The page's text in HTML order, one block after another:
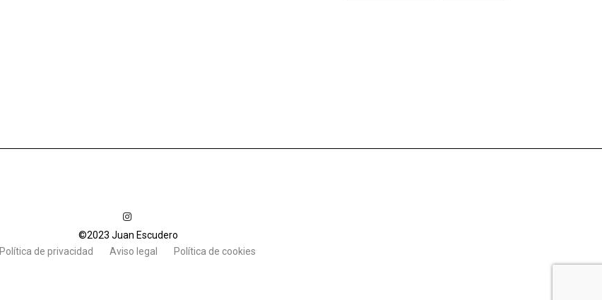
©2023 Juan Escudero
Política de privacidad
Aviso legal Política de cookies